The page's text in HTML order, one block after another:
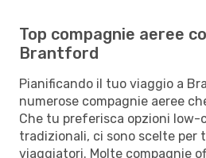
Top compagnie aeree
Brantford
Pianificando il tuo viaggio a
numerose compagnie aeree
Che tu preferisca opzioni low-
tradizionali, ci sono scelte per
viaggiatori. Molte compagnie